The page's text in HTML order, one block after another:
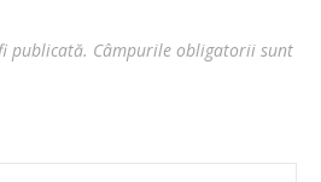
publicată. Câmpurile obligatorii sunt